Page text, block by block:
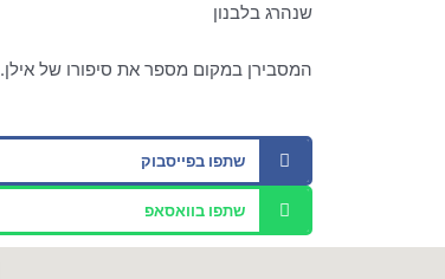
שנהרג בלבנון
המסבירן במקום מספר את סיפורו של אילן.
שתפו בפייסבוק
שתפו בוואסאפ